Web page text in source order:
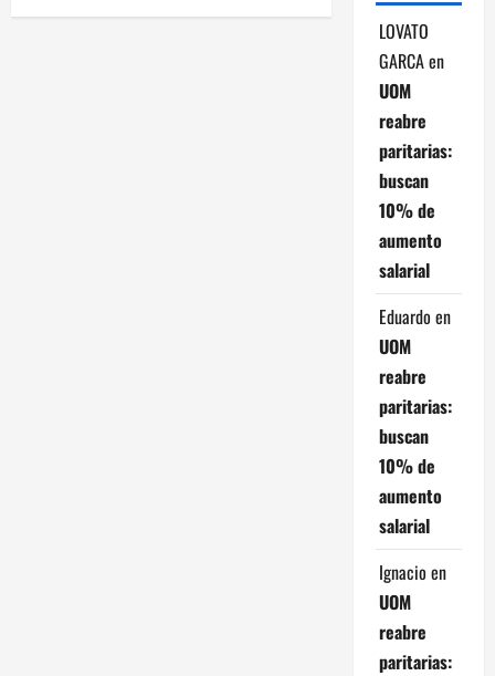
LOVATO
GARCAen
UOM
reabre
paritarias:
buscan
10% de
aumento
salarial
Eduardo en
UOM
reabre
paritarias:
buscan
10% de
aumento
salarial
Ignacio en
UOM
reabre
paritarias: